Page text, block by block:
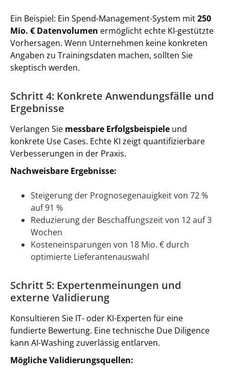
Ein Beispiel: Ein Spend-Management-System mit250
Mio. € Datenvolumen ermöglicht echte KI-gestützte
Vorhersagen. Wenn Unternehmen keine konkreten
Angaben zu Trainingsdaten machen, sollten Sie
skeptisch werden.
Schritt 4: Konkrete Anwendungsfälle und
Ergebnisse
Verlangen Sie messbare Erfolgsbeispiele und
konkrete Use Cases. Echte KI zeigt quantifizierbare
Verbesserungen in der Praxis.
Nachweisbare Ergebnisse:
Steigerung der Prognosegenauigkeit von 72 %
auf 91 %
Reduzierung der Beschaffungszeit von 12 auf 3
Wochen
Kosteneinsparungen von 18 Mio. € durch
optimierte Lieferantenauswahl
Schritt 5: Expertenmeinungen und
externe Validierung
Konsultieren Sie IT- oder KI-Experten für eine
fundierte Bewertung. Eine technische Due Diligence
kann AI-Washing zuverlässig entlarven.
Mögliche Validierungsquellen: